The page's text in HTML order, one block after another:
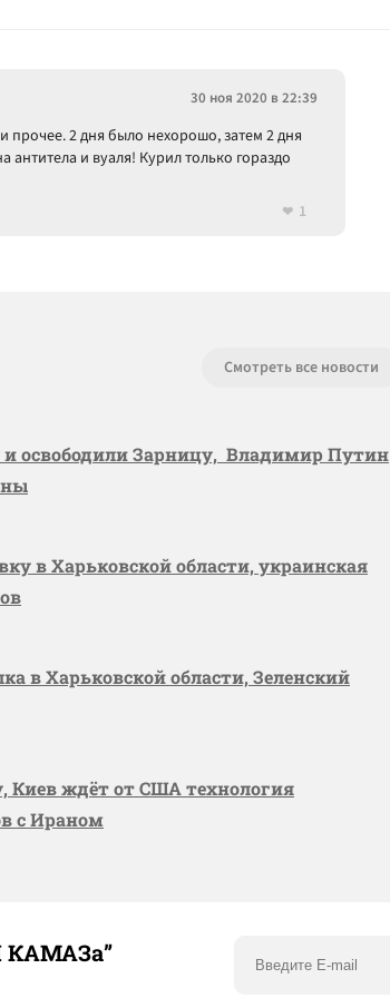
30 ноя 2020 в 22:39
2 дня было нехорошо, затем 2 дня
антитела и вуаля! Курил только гораздо
1
Смотреть все новости
и освободили Зарницу, Владимир Путин
в Харьковской области, украинская
в Харьковской области, Зеленский
Киев ждёт от США технология
с Ираном
КАМАЗа”